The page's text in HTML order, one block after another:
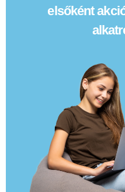
elsőként